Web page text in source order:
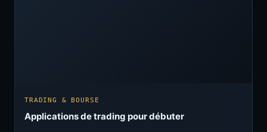
TRADING & BOURSE
Applications de trading pour débuter